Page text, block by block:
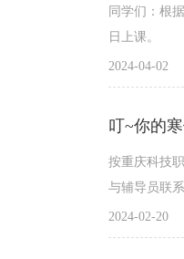
同学们：根
日上课。
2024-04-02
叮~你的
按重庆科技
与辅导员联
2024-02-20